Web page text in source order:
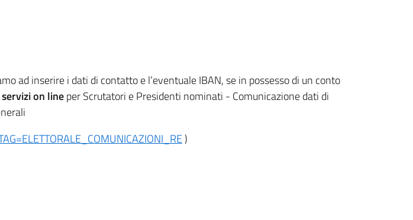
ad inserire i dati di contatto e l’eventuale IBAN, se in possesso di un conto
servizi on lineper Scrutatori e Presidenti nominati - Comunicazione dati di
)